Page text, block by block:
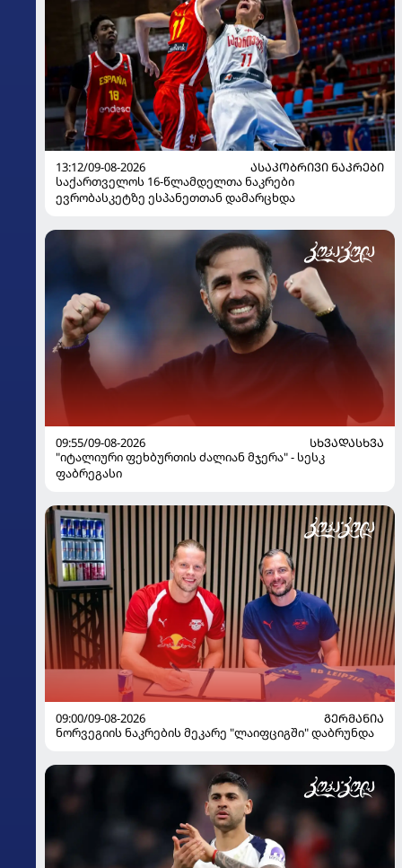
13:12/09-08-2026
ᲐᲡᲐᲙᲝᲑᲠᲘᲕᲘ ᲜᲐᲙᲠᲔᲑᲘ
საქართველოს 16-წლამდელთა ნაკრები
ევრობასკეტზე ესპანეთთან დამარცხდა
09:55/09-08-2026
ᲡᲮᲕᲐᲓᲐᲡᲮᲕᲐ
"იტალიური ფეხბურთის ძალიან მჯერა" - სესკ
ფაბრეგასი
09:00/09-08-2026
ᲒᲔᲠᲛᲐᲜᲘᲐ
ნორვეგიის ნაკრების მეკარე "ლაიფციგში" დაბრუნდა